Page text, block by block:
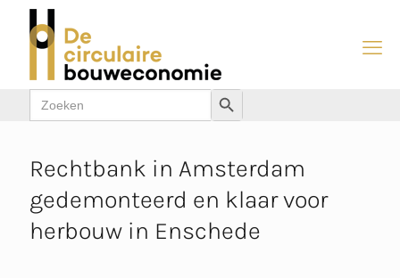
Zoek
naar:
Zoekknop
Rechtbank in Amsterdam
gedemonteerd en klaar voor
herbouw in Enschede